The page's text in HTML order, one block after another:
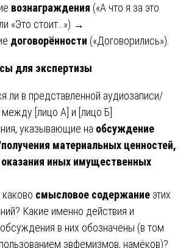
вознаграждения («А что я за это
«Это стоит…») →
договорённости («Договорились»).
для экспертизы
ли в представленной аудиозаписи/
[лицо А] и [лицо Б]
указывающие на обсуждение
материальных ценностей,
оказания иных имущественных
смысловое содержание этих
Какие именно действия и
в них обозначены (в том
эвфемизмов, намёков)?